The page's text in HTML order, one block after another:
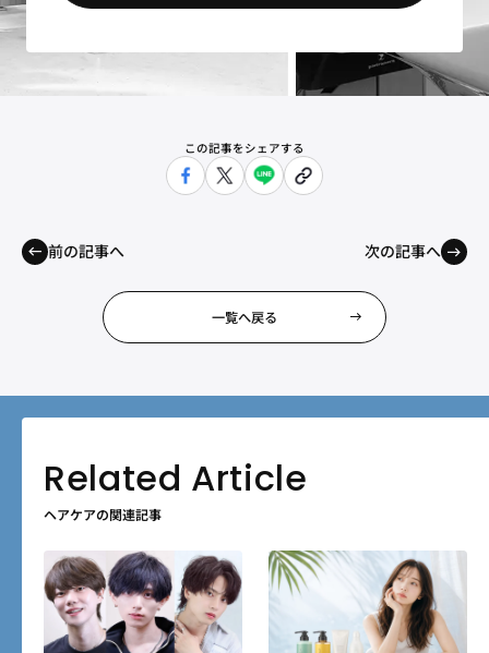
この記事をシェアする
前の記事へ
一覧へ戻る
次の記事へ
ヘアケアの関連記事